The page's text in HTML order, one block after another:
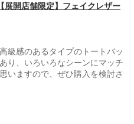
展開店舗限定】フェイクレザー
級感のあるタイプのトートバッ
り、いろいろなシーンにマッチ
いますので、ぜひ購入を検討さ